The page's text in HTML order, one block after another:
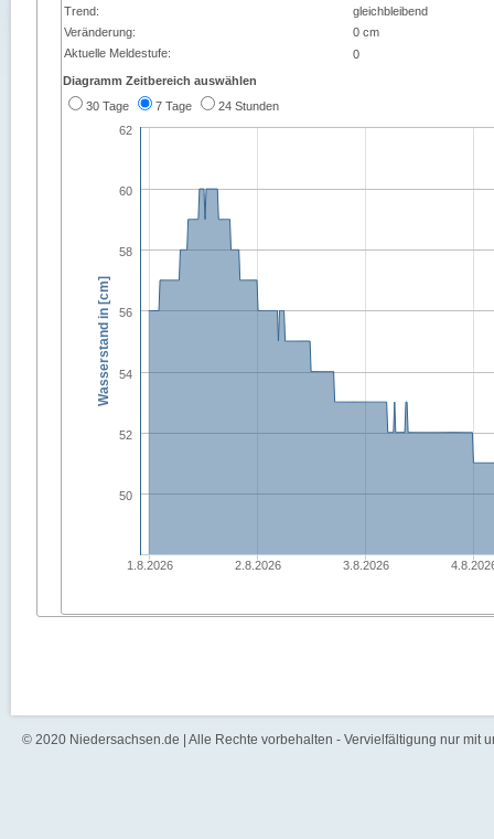
Trend:
gleichbleibend
Veränderung:
0 cm
Aktuelle Meldestufe:
0
Diagramm Zeitbereich auswählen
30 Tage
7 Tage 24 Stunden
Wasserstand in [cm]
1.8.2026 2.8.2026 3.8.2026
50
52
54
56
58
60
62
© 2020 Niedersachsen.de | Alle Rechte vorbehalten - Vervielfältigung nur mit